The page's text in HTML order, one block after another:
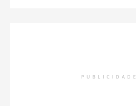
PUBLICIDADE